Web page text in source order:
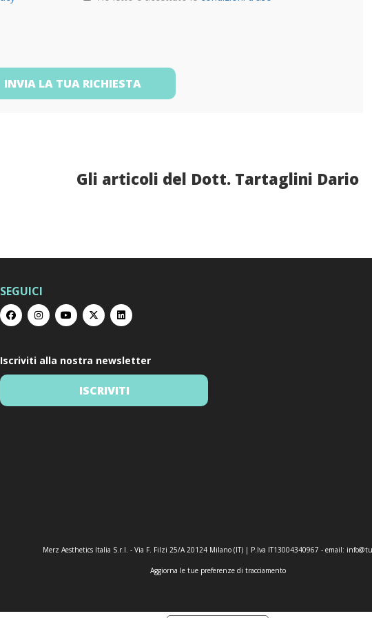
INVIA LA TUA RICHIESTA
Gli articoli del Dott. Tartaglini Dario
SEGUICI
Iscriviti alla nostra newsletter
ISCRIVITI
Merz Aesthetics Italia S.r.l. - Via F. Filzi 25/A 20124 Milano (IT) | P.Iva IT13004340967 - email:
Aggiorna le tue preferenze di tracciamento